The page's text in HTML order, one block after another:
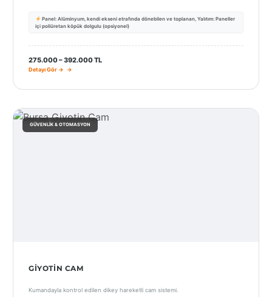
Panel: Alüminyum, kendi ekseni etrafında dönebilen ve toplanan, Yalıtım: Paneller
içi poliüretan köpük dolgulu (opsiyonel)
275.000 – 392.000 TL
Detayı Gör →
GÜVENLIK & OTOMASYON
GIYOTIN CAM
Kumandayla kontrol edilen dikey hareketli cam sistemi.